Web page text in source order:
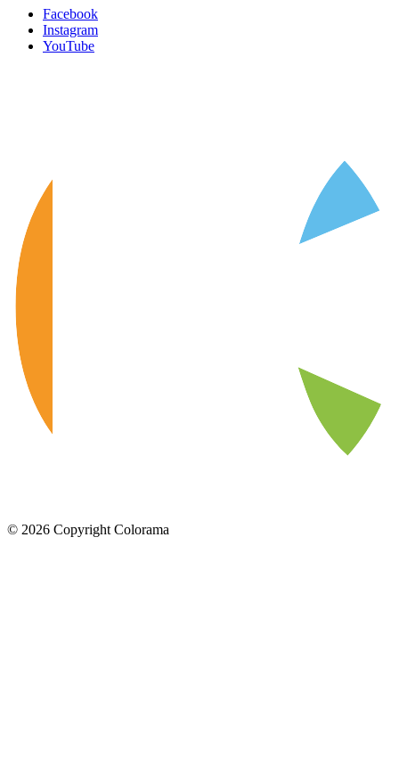
Facebook
Instagram
YouTube
© 2026 Copyright Colorama